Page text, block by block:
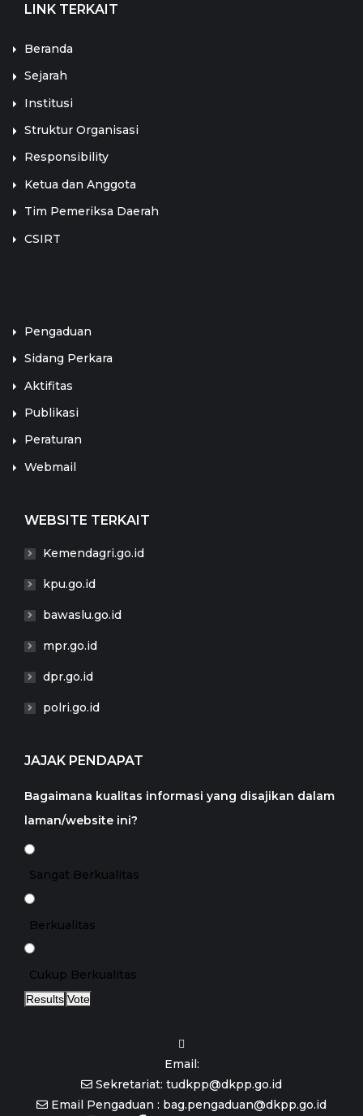
LINK TERKAIT
Beranda
Sejarah
Institusi
Struktur Organisasi
Responsibility
Ketua dan Anggota
Tim Pemeriksa Daerah
CSIRT
Pengaduan
Sidang Perkara
Aktifitas
Publikasi
Peraturan
Webmail
WEBSITE TERKAIT
Kemendagri.go.id
kpu.go.id
bawaslu.go.id
mpr.go.id
dpr.go.id
polri.go.id
JAJAK PENDAPAT
Bagaimana kualitas informasi yang disajikan dalam
laman/website ini?
Sangat Berkualitas
Berkualitas
Cukup Berkualitas
Results Vote
Email:
Sekretariat: tudkpp@dkpp.go.id
Email Pengaduan : bag.pengaduan@dkpp.go.id